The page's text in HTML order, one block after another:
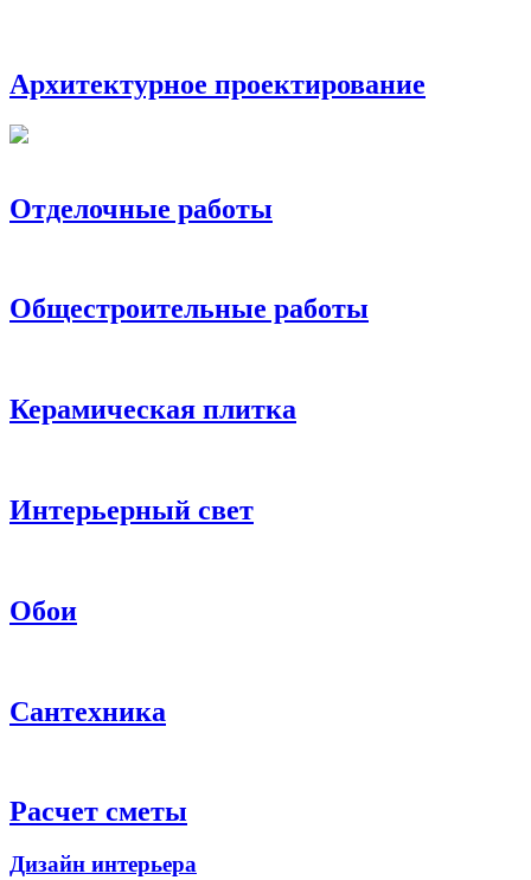
Архитектурное проектирование
Отделочные работы
Общестроительные работы
Керамическая плитка
Интерьерный свет
Обои
Сантехника
Расчет сметы
Дизайн интерьера